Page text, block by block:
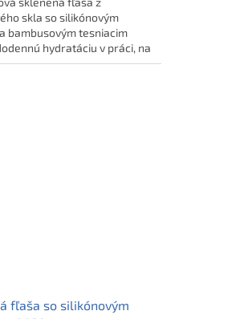
skla so silikónovým
bambusovým tesniacim
hydratáciu v práci, na
fľaša so silikónovým